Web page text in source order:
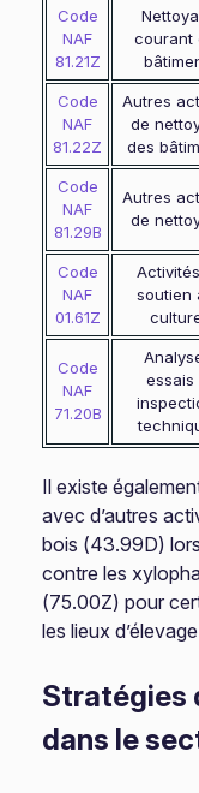
Code
NAF
81.21Z
courant
Code
NAF
81.22Z
Autres
de
des
Code
NAF
81.29B
Autres
de
Code
NAF
01.61Z
soutien
Code
NAF
71.20B
essais
Il existe
avec d’autres
bois (43.99D)
contre les
(75.00Z) pour
les lieux
Stratégies
dans le